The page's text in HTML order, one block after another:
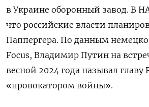
в Украине оборонный завод. В
что российские власти
Паппергера. По данным
Focus, Владимир Путин на
весной 2024 года называл главу
«провокатором войны».